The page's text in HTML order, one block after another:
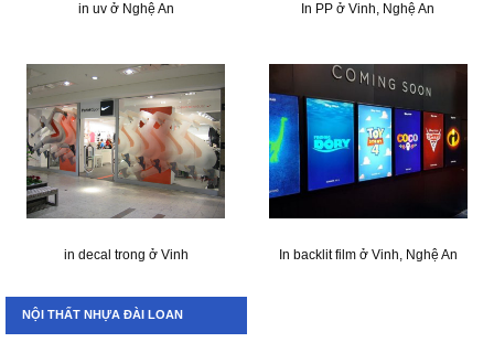
in uv ở Nghệ An In PP ở Vinh, Nghệ An
in decal trong ở Vinh In backlit film ở Vinh, Nghệ An
NỘI THẤT NHỰA ĐÀI LOAN